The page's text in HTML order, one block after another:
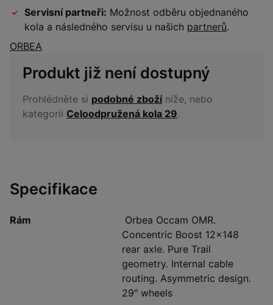
Servisní partneři: Možnost odběru objednaného
kola a následného servisu u našich partnerů.
ORBEA
Produkt již není dostupný
Prohlédněte si podobné zbožíníže, nebo
kategorii Celoodpružená kola 29.
Specifikace
Rám
Orbea Occam OMR.
Concentric Boost 12x148
rear axle. Pure Trail
geometry. Internal cable
routing. Asymmetric design.
29" wheels